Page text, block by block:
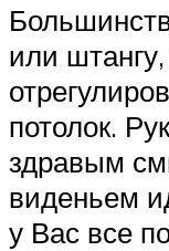
или
потолок.
здравым
виденьем
у Вас все